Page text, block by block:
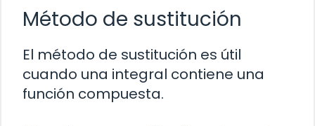
Método de sustitución
El método de sustitución es útil
cuando una integral contiene una
función compuesta.